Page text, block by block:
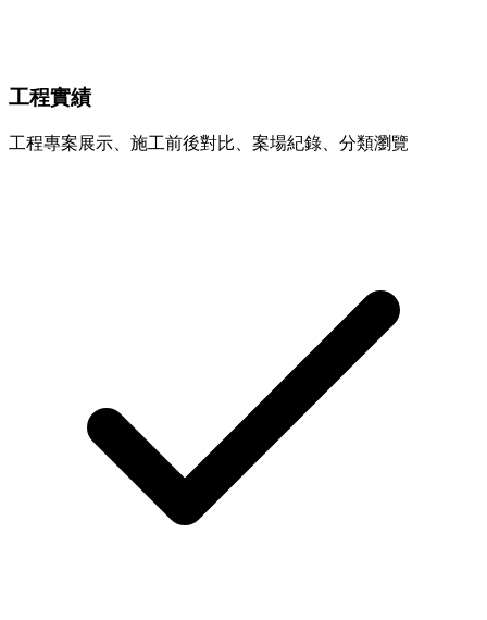
工程實績
工程專案展示、施工前後對比、案場紀錄、分類瀏覽